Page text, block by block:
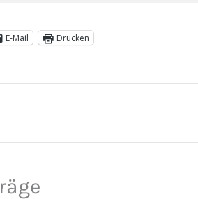
E-Mail Drucken